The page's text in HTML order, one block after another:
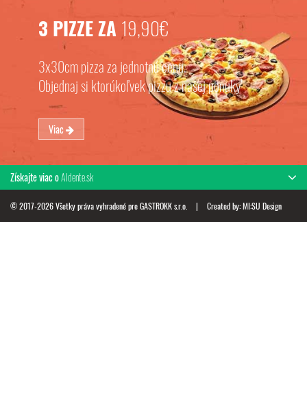
3 PIZZE ZA 19,90€
3x30cm pizza za jednotnú cenu.
Objednaj si ktorúkoľvek pizzu z našej ponuky
Viac
Získajte viac oAldente.sk
© 2017-2026 Všetky práva vyhradené pre GASTROKK s.r.o. | Created by:MI:SU Design